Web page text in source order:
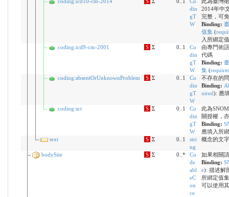
din
gT
W
2014年中
完整，可
Binding:
值集(
入所綁定
coding:icd9-cm-2001
S Σ 0..1
Co
din
gT
W
由專門術
代碼
Binding:
集(
coding:absentOrUnknownProblem
S Σ 0..1
Co
din
gT
W
不存在的
Binding:
uired): 應
coding:sct S Σ 0..1
Co
din
gT
W
此為
關授權，
Binding:
應填入所
text
S Σ 0..1
stri
ng
概念的文
bodySite S Σ 0..*
Co
de
abl
eC
on
ce
如果相關
Binding:
e): 描述解
所綁定值
可以使用